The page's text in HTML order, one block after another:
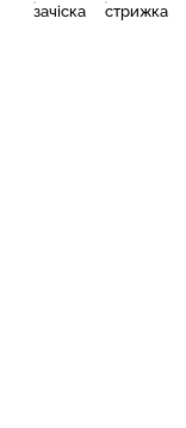
зачіска стрижка